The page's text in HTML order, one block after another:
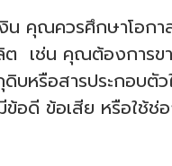
น คุณควรศึกษาโอก
เช่น คุณต้องการ
บหรือสารประกอบ
อดี ข้อเสีย หรือใช้